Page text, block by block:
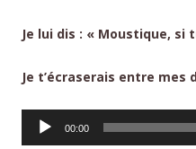
Je lui dis : « Moustique, si
Je t’écraserais entre mes
Lecteur
00:00